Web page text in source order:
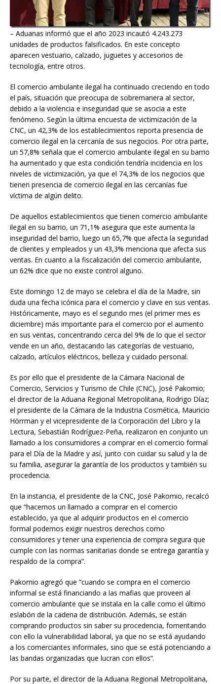
– Aduanas informó que el año 2023 incautó 4.243.273
unidades de productos falsificados. En este concepto
aparecen vestuario, calzado, juguetes y accesorios de
tecnología, entre otros.
El comercio ambulante ilegal ha continuado creciendo en todo
el país, situación que preocupa de sobremanera al sector,
debido a la violencia e inseguridad que se asocia a este
fenómeno. Según la última encuesta de victimización de la
CNC, un 42,3% de los establecimientos reporta presencia de
comercio ilegal en la cercanía de sus negocios. Por otra parte,
un 57,8% señala que el comercio ambulante ilegal en su barrio
ha aumentado y que esta condición tendría incidencia en los
niveles de victimización, ya que el 74,3% de los negocios que
tienen presencia de comercio ilegal en las cercanías fue
víctima de algún delito.
De aquellos establecimientos que tienen comercio ambulante
ilegal en su barrio, un 71,1% asegura que este aumenta la
inseguridad del barrio, luego un 65,7% que afecta la seguridad
de clientes y empleados y un 43,3% menciona que afecta sus
ventas. En cuanto a la fiscalización del comercio ambulante,
un 62% dice que no existe control alguno.
Este domingo 12 de mayo se celebra el día de la Madre, sin
duda una fecha icónica para el comercio y clave en sus ventas.
Históricamente, mayo es el segundo mes (el primer mes es
diciembre) más importante para el comercio por el aumento
en sus ventas, concentrando cerca del 9% de lo que el sector
vende en un año, destacando las categorías de vestuario,
calzado, artículos eléctricos, belleza y cuidado personal.
Es por ello que el presidente de la Cámara Nacional de
Comercio, Servicios y Turismo de Chile (CNC), José Pakomio;
el director de la Aduana Regional Metropolitana, Rodrigo Díaz;
el presidente de la Cámara de la Industria Cosmética, Mauricio
Hörrman y el vicepresidente de la Corporación del Libro y la
Lectura, Sebastián Rodríguez-Peña, realizaron en conjunto un
llamado a los consumidores a comprar en el comercio formal
para el Día de la Madre y así, junto con cuidar su salud y la de
su familia, asegurar la garantía de los productos y también su
procedencia.
En la instancia, el presidente de la CNC, José Pakomio, recalcó
que “hacemos un llamado a comprar en el comercio
establecido, ya que al adquirir productos en el comercio
formal podemos exigir nuestros derechos como
consumidores y tener una experiencia de compra segura que
cumple con las normas sanitarias donde se entrega garantía y
respaldo de la compra”.
Pakomio agregó que “cuando se compra en el comercio
informal se está financiando a las mafias que proveen al
comercio ambulante que se instala en la calle como el último
eslabón de la cadena de distribución. Además, se están
comprando productos sin saber su procedencia, fomentando
con ello la vulnerabilidad laboral, ya que no se está ayudando
a los comerciantes informales, sino que se está potenciando a
las bandas organizadas que lucran con ellos”.
Por su parte, el director de la Aduana Regional Metropolitana,